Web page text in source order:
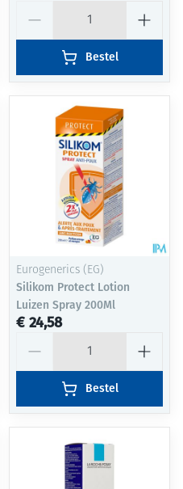
Bestel
Eurogenerics (EG)
Silikom Protect Lotion
Luizen Spray 200Ml
€ 24,58
Bestel